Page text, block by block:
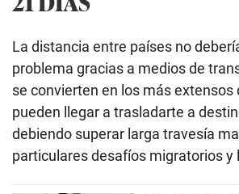
La distancia entre países no
problema gracias a medios de
se convierten en los más extensos
pueden llegar a trasladarte a
debiendo superar larga travesía
particulares desafíos migratorios y